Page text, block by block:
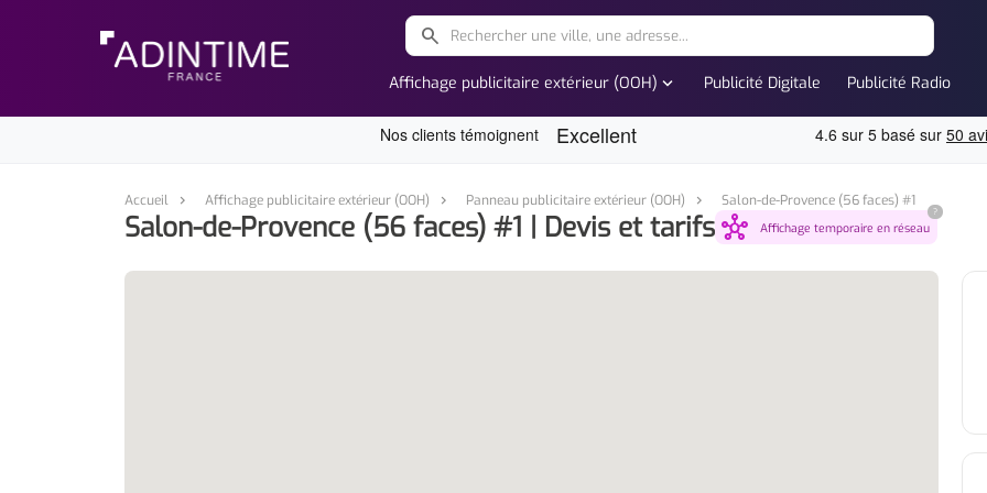
search
Affichage publicitaire extérieur (OOH) expand_more Publicité Digitale Publicité Radio
Accueil Affichage publicitaire extérieur (OOH) Panneau publicitaire extérieur (OOH) Salon-de-Provence (56 faces) #1
Salon-de-Provence (56 faces) #1 | Devis et tarifs hub Affichage temporaire en réseau
?